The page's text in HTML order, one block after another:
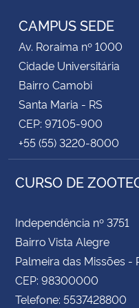
Secretaria-Geral
Secretaria de Governo
Gabinete de Segurança Institucional
Advocacia-Geral da União
Banco Central do Brasil
CAMPUS SEDE
Av. Roraima nº 1000
Cidade Universitária
Bairro Camobi
Santa Maria - RS
CEP: 97105-900
+55 (55) 3220-8000
CURSO DE
Independência nº 3751
Bairro Vista Alegre
Palmeira das Missões -
CEP: 98300000
Telefone: 5537428800